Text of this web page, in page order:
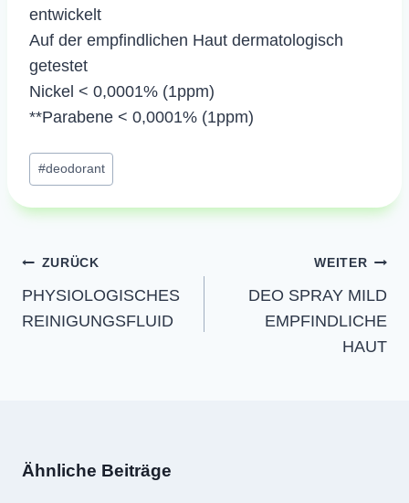
entwickelt
Auf der empfindlichen Haut dermatologisch
getestet
Nickel < 0,0001% (1ppm)
**Parabene < 0,0001% (1ppm)
Schlagworte:
#deodorant
Beitragsnavigation
ZURÜCK
PHYSIOLOGISCHES
REINIGUNGSFLUID
WEITER
DEO SPRAY MILD
EMPFINDLICHE
HAUT
Ähnliche Beiträge